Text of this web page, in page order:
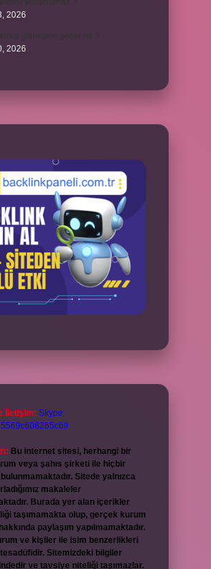
2026
2026
İletişim: Skype:
Bu internet sitesi, herhangi bir
veya şahıs şirketi ile hiçbir
bulunmamaktadır. Sitede yalnızca
makaleler
Burada yer alan içerikler
taşımamakta olup, gerçek kurum
paylaşım yapılmamaktadır.
ve kişiler ile isim benzerlikleri
Sitemizdeki bilgiler
ve tavsiye niteliği taşımazlar.